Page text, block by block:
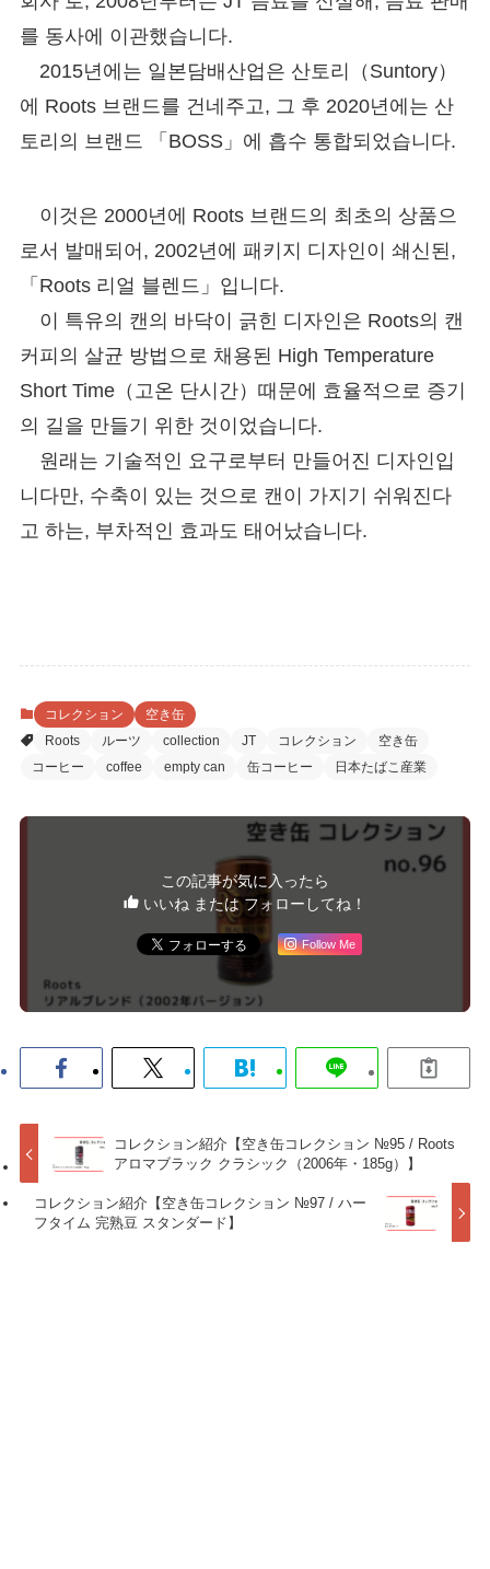
를 동사에 이관했습니다.
2015년에는 일본담배산업은 산토리（Suntory）
에 Roots 브랜드를 건네주고, 그 후 2020년에는 산
토리의 브랜드 「BOSS」에 흡수 통합되었습니다.
이것은 2000년에 Roots 브랜드의 최초의 상품으
로서 발매되어, 2002년에 패키지 디자인이 쇄신된,
「Roots 리얼 블렌드」입니다.
이 특유의 캔의 바닥이 긁힌 디자인은 Roots의 캔
커피의 살균 방법으로 채용된 High Temperature
Short Time（고온 단시간）때문에 효율적으로 증기
의 길을 만들기 위한 것이었습니다.
원래는 기술적인 요구로부터 만들어진 디자인입
니다만, 수축이 있는 것으로 캔이 가지기 쉬워진다
고 하는, 부차적인 효과도 태어났습니다.
コレクション
空き缶
Roots
ルーツ collection JT コレクション
空き缶
コーヒー
coffee empty can 缶コーヒー 日本たばこ産業
この記事が気に入ったら
いいね または フォローしてね！
Follow Me
コレクション紹介【空き缶コレクション №95 / Roots
アロマブラック クラシック（2006年・185g）】
コレクション紹介【空き缶コレクション №97 / ハー
フタイム 完熟豆 スタンダード】